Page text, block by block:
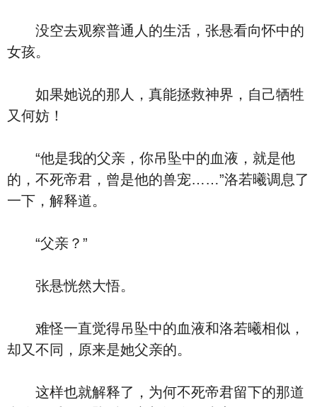
没空去观察普通人的生活，张悬看向怀中的
女孩。
如果她说的那人，真能拯救神界，自己牺牲
又何妨！
“他是我的父亲，你吊坠中的血液，就是他
的，不死帝君，曾是他的兽宠……”洛若曦调息了
一下，解释道。
“父亲？”
张悬恍然大悟。
难怪一直觉得吊坠中的血液和洛若曦相似，
却又不同，原来是她父亲的。
这样也就解释了，为何不死帝君留下的那道